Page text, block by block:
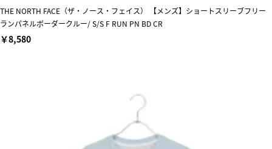
THE NORTH FACE（ザ・ノース・フェイス） 【メンズ】ショートスリーブフリー
ランパネルボーダークルー/ S/S F RUN PN BD CR
￥8,580